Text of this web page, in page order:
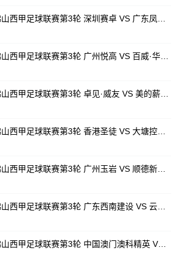
07月24日 佛山西甲足球联赛第3轮 中国澳门澳科精英 VS 藝品高國際 全场录像